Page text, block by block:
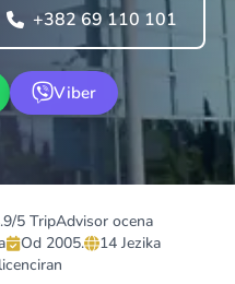
+382 69 110 101
Viber
5 TripAdvisor ocena
Od 2005.
14 Jezika